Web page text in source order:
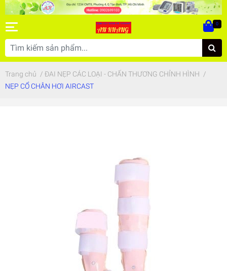
0
Trang chủ / ĐAI NẸP CÁC LOẠI - CHẤN THƯƠNG CHỈNH HÌNH /
NẸP CỔ CHÂN HƠI AIRCAST